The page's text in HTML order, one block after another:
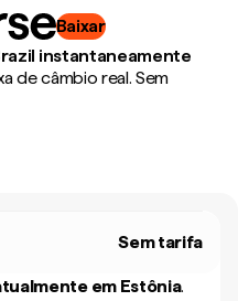
Baixar
instantaneamente
de câmbio real. Sem
Sem tarifa
em Estônia.